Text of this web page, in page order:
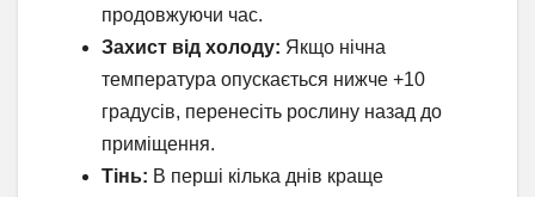
продовжуючи час.
Захист від холоду: Якщо нічна
температура опускається нижче +10
градусів, перенесіть рослину назад до
приміщення.
Тінь: В перші кілька днів краще